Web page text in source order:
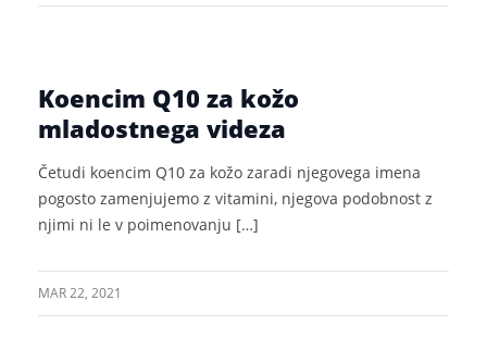
Koencim Q10 za kožo
mladostnega videza
Četudi koencim Q10 za kožo zaradi njegovega imena
pogosto zamenjujemo z vitamini, njegova podobnost z
njimi ni le v poimenovanju […]
MAR 22, 2021